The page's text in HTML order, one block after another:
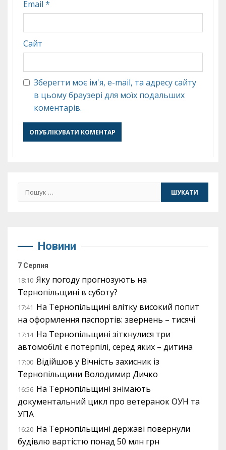
Email *
Сайт
Зберегти моє ім'я, e-mail, та адресу сайту
в цьому браузері для моїх подальших
коментарів.
Пошук:
Новини
7 Серпня
18:10 Яку погоду прогнозують на
Тернопільщині в суботу?
17:41 На Тернопільщині влітку високий попит
на оформлення паспортів: звернень – тисячі
17:14 На Тернопільщині зіткнулися три
автомобілі: є потерпілі, серед яких – дитина
17:00 Відійшов у Вічність захисник із
Тернопільщини Володимир Дичко
16:56 На Тернопільщині знімають
документальний цикл про ветеранок ОУН та
УПА
16:20 На Тернопільщині державі повернули
будівлю вартістю понад 50 млн грн